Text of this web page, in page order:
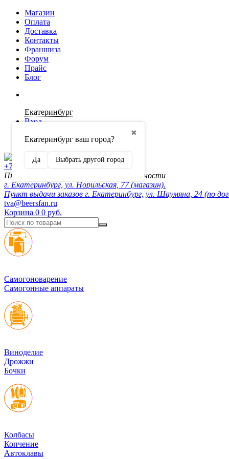
Магазин
Оплата
Доставка
Контакты
Франшиза
Форум
Прайс
Блог
Екатеринбург
✖
Екатеринбург ваш город?
Да Выбрать другой город
Вход
Регистрация
+7 (902) 872-54-70
Пн-Пт 10:00-20:00, сб-вск по договорённости
г. Екатеринбург, ул. Норильская, 77 (магазин).
Пункт выдачи заказов г. Екатеринбург, ул. Шаумяна, 24 (по
tva@beersfan.ru
Корзина 0 0 руб.
Cамогоноварение
Самогонные аппараты
Виноделие
Дрожжи
Бочки
Колбасы
Копчение
Автоклавы